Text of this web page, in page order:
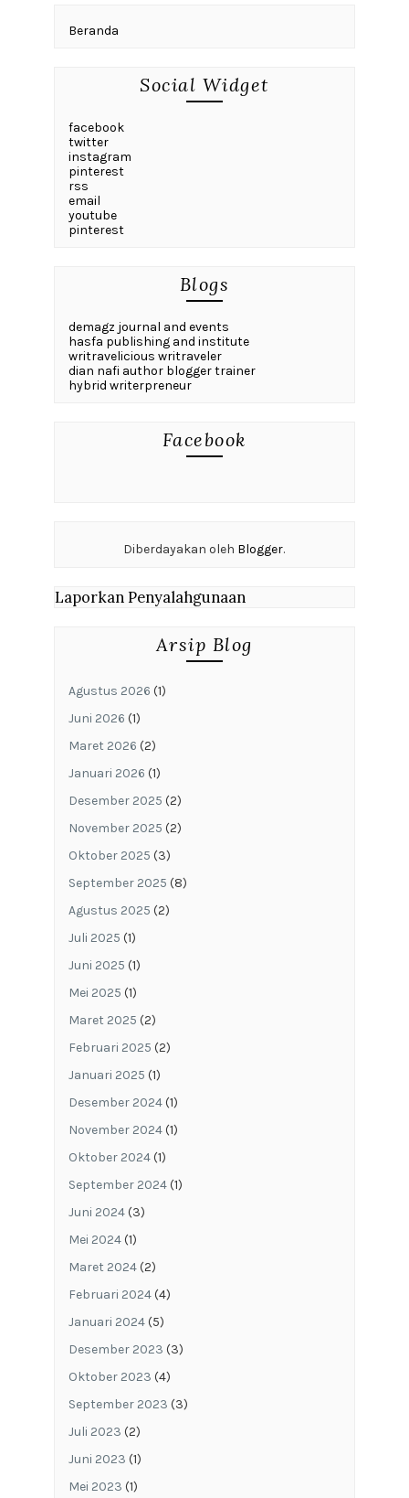
Beranda
Social Widget
facebook
twitter
instagram
pinterest
rss
email
youtube
pinterest
Blogs
demagz journal and events
hasfa publishing and institute
writravelicious writraveler
dian nafi author blogger trainer
hybrid writerpreneur
Facebook
Diberdayakan oleh Blogger.
Laporkan Penyalahgunaan
Arsip Blog
Agustus 2026 (1)
Juni 2026 (1)
Maret 2026 (2)
Januari 2026 (1)
Desember 2025 (2)
November 2025 (2)
Oktober 2025 (3)
September 2025 (8)
Agustus 2025 (2)
Juli 2025 (1)
Juni 2025 (1)
Mei 2025 (1)
Maret 2025 (2)
Februari 2025 (2)
Januari 2025 (1)
Desember 2024(1)
November 2024(1)
Oktober 2024(1)
September 2024(1)
Juni 2024(3)
Mei 2024(1)
Maret 2024(2)
Februari 2024(4)
Januari 2024(5)
Desember 2023 (3)
Oktober 2023 (4)
September 2023 (3)
Juli 2023 (2)
Juni 2023 (1)
Mei 2023 (1)